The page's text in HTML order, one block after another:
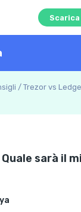
/ Trezor vs
sarà il